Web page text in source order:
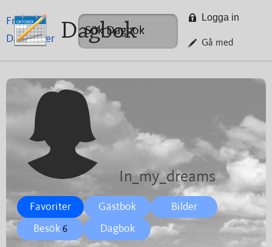
Dagbok
Framsida
Dagböcker
Logga in
Gå med
In_my_dreams
Favoriter Gästbok
Bilder
Besök 6 Dagbok